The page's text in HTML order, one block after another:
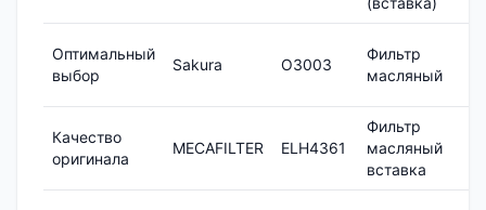
Оптимальный
выбор
Sakura O3003
Фильтр
масляный
Качество
оригинала
MECAFILTER ELH4361
Фильтр
масляный
вставка